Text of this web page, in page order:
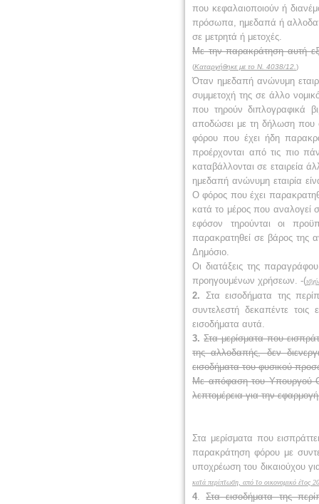
που κεφαλαιοποιούν ή
πρόσωπα, ημεδαπά ή
σε μετρητά ή μετοχές.
Με την παρακράτηση αυτή
(Καταργήθηκε με το Ν. 4038/12. )
Όταν ημεδαπή ανώνυμη
συμμετοχή της σε άλλο
που τηρούν διπλογραφικά
αποδώσει με τη δήλωση που
φόρου που έχει ήδη
προέρχονται από τις πιο
καταβάλλονται σε εταιρεία
ημεδαπή ανώνυμη εταιρία
Ο φόρος που έχει
κατά το μέρος που αναλογεί
εφόσον τηρούνται οι
παρακρατηθεί σε βάρος της
Δημόσιο.
Οι διατάξεις της
προηγουμένων χρήσεων. -(
2. Στα εισοδήματα της
συντελεστή δεκαπέντε
εισοδήματα αυτά.
3.Στα μερίσματα που
της αλλοδαπής, δεν
εισοδήματα του φυσικού
Με απόφαση του Υπουργού
λεπτομέρεια για την
Στα μερίσματα που
παρακράτηση φόρου με
υποχρέωση του δικαιούχου
κατά περίπτωση, από το οικονομικό έτος
4 .Στα εισοδήματα της